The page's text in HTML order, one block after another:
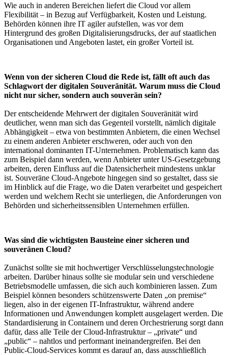
Wie auch in anderen Bereichen liefert die Cloud vor allem
Flexibilität – in Bezug auf Verfügbarkeit, Kosten und Leistung.
Behörden können ihre IT agiler aufstellen, was vor dem
Hintergrund des großen Digitalisierungsdrucks, der auf staatlichen
Organisationen und Angeboten lastet, ein großer Vorteil ist.
Wenn von der sicheren Cloud die Rede ist, fällt oft auch das
Schlagwort der digitalen Souveränität. Warum muss die Cloud
nicht nur sicher, sondern auch souverän sein?
Der entscheidende Mehrwert der digitalen Souveränität wird
deutlicher, wenn man sich das Gegenteil vorstellt, nämlich digitale
Abhängigkeit – etwa von bestimmten Anbietern, die einen Wechsel
zu einem anderen Anbieter erschweren, oder auch von den
international dominanten IT-Unternehmen. Problematisch kann das
zum Beispiel dann werden, wenn Anbieter unter US-Gesetzgebung
arbeiten, deren Einfluss auf die Datensicherheit mindestens unklar
ist. Souveräne Cloud-Angebote hingegen sind so gestaltet, dass sie
im Hinblick auf die Frage, wo die Daten verarbeitet und gespeichert
werden und welchem Recht sie unterliegen, die Anforderungen von
Behörden und sicherheitssensiblen Unternehmen erfüllen.
Was sind die wichtigsten Bausteine einer sicheren und
souveränen Cloud?
Zunächst sollte sie mit hochwertiger Verschlüsselungstechnologie
arbeiten. Darüber hinaus sollte sie modular sein und verschiedene
Betriebsmodelle umfassen, die sich auch kombinieren lassen. Zum
Beispiel können besonders schützenswerte Daten „on premise“
liegen, also in der eigenen IT-Infrastruktur, während andere
Informationen und Anwendungen komplett ausgelagert werden. Die
Standardisierung in Containern und deren Orchestrierung sorgt dann
dafür, dass alle Teile der Cloud-Infrastruktur – „private“ und
„public“ – nahtlos und performant ineinandergreifen. Bei den
Public-Cloud-Services kommt es darauf an, dass ausschließlich